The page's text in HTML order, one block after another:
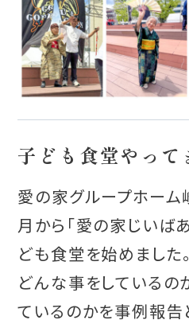
子ども食堂やって
愛の家グループホーム
月から「愛の家じいば
ども食堂を始めました。
どんな事をしているの
ているのかを事例報告